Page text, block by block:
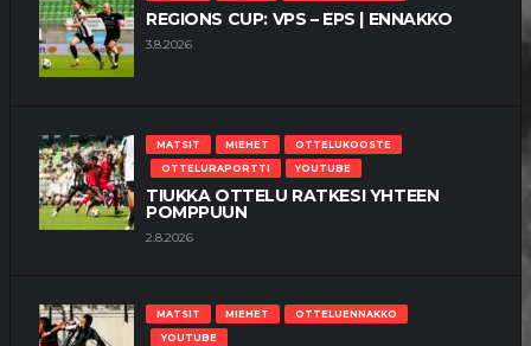
REGIONS CUP: VPS – EPS | ENNAKKO
3.8.2026
MATSIT MIEHET
OTTELUKOOSTE
OTTELURAPORTTI
YOUTUBE
TIUKKA OTTELU RATKESI YHTEEN
POMPPUUN
2.8.2026
MATSIT MIEHET
OTTELUENNAKKO
YOUTUBE